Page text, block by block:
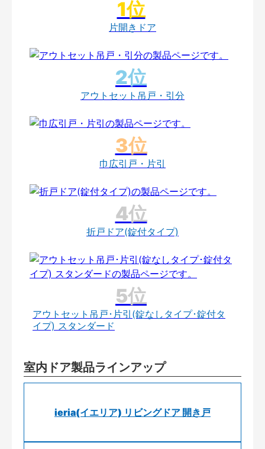
片開きドア
アウトセット吊戸・引分
巾広引戸・片引
折戸ドア(錠付タイプ)
アウトセット吊戸･片引(錠なしタイプ･錠付タ
イプ) スタンダード
室内ドア製品ラインアップ
ieria(イエリア) リビングドア 開き戸